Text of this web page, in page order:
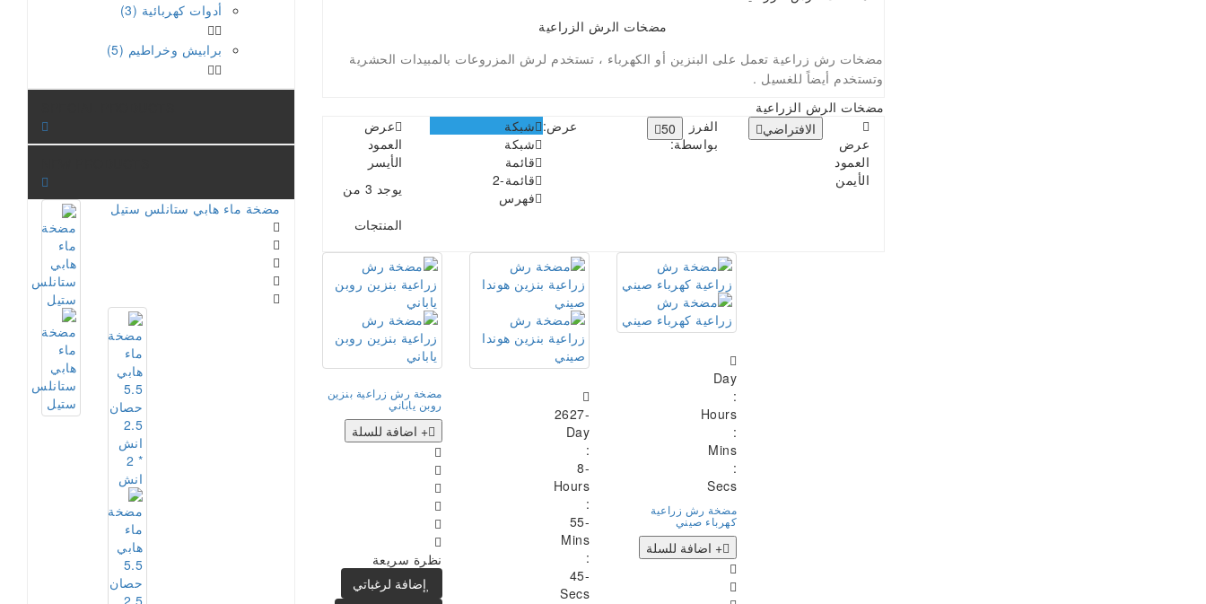
أدوات كهربائية (3)
برابيش وخراطيم (5)
مضخة ماء هابي ستانلس ستيل
مضخات الرش الزراعية
مضخات رش زراعية تعمل على البنزين أو الكهرباء ، تستخدم لرش المزروعات بالمبيدات الحشرية
وتستخدم أيضاً للغسيل .
مضخات الرش الزراعية
عرض
العمود
الأيسر
يوجد 3 من
المنتجات
شبكة
شبكة
قائمة
قائمة-2
فهرس
عرض: 50
الفرز
بواسطة:
الافتراضي
عرض
العمود
الأيمن
مضخة رش زراعية بنزين
روبن ياباني
+ اضافة للسلة
نظرة سريعة
إضافة لرغباتي
-2627
Day
:
-8
Hours
:
-55
Mins
:
-46
Secs
Day
:
Hours
:
Mins
:
Secs
مضخة رش زراعية
كهرباء صيني
+ اضافة للسلة